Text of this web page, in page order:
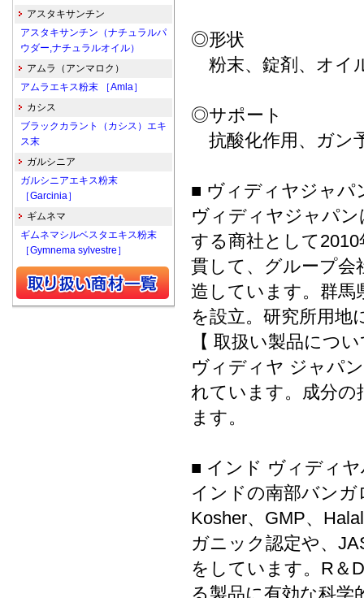
◎形状
粉末、錠剤、オイ
◎サポート
抗酸化作用、ガン
■ ヴィディヤジャパ
ヴィディヤジャパ
する商社として
貫して、グループ
造しています。群馬
を設立。研究所用地
【 取扱い製品につ
ヴィディヤ ジャパ
れています。成分
ます。
■ インド ヴィディ
インドの南部バンガ
Kosher、GMP、
ガニック認定や、
をしています。R＆
る製品に有効な科学
アスタキサンチン
アスタキサンチン（ナチュラルパ
ウダー,ナチュラルオイル）
アムラ（アンマロク）
アムラエキス粉末 ［Amla］
カシス
ブラックカラント（カシス）エキ
ス末
ガルシニア
ガルシニアエキス粉末
［Garcinia］
ギムネマ
ギムネマシルベスタエキス粉末
［Gymnema sylvestre］